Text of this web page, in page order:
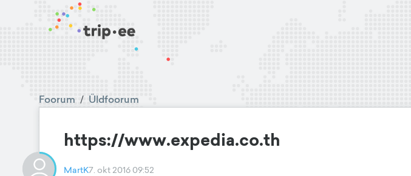
Foorum / Üldfoorum
https://www.expedia.co.th
MartK7. okt 2016 09:52